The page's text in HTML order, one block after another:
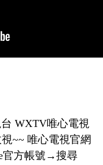
WXTV唯心電視
~~ 唯心電視官網
官方帳號→搜尋